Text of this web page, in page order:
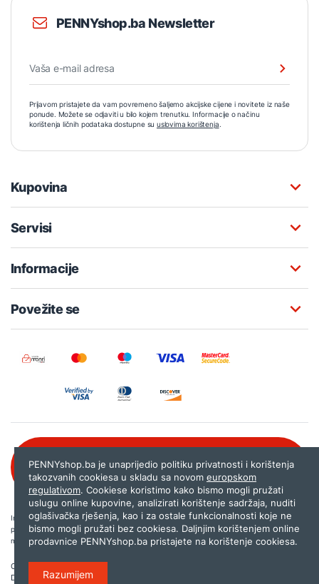
PENNYshop.ba Newsletter
Prijavom pristajete da vam povremeno šaljemo akcijske cijene i novitete iz naše
ponude. Možete se odjaviti u bilo kojem trenutku. Informacije o načinu
korištenja ličnih podataka dostupne su uslovima korištenja.
Kupovina
Servisi
Informacije
Povežite se
080 020 261
Internet trgovina PENNYshop.ba nastoji objavljivati samo provjerene i pravilne
podatke. Ako na našoj stranici otkrijete neistinite, odnosno neadekvatne informacije,
molimo vas da nam to javite nashop@pennyplus.com .
Copyright © 2026.
Dizajn i programiranje:
PENNYshop.ba je unaprijedio politiku privatnosti i korištenja
takozvanih cookiesa u skladu sa novom europskom
regulativom. Cookiese koristimo kako bismo mogli pružati
uslugu online kupovine, analizirati korištenje sadržaja, nuditi
oglašivačka rješenja, kao i za ostale funkcionalnosti koje ne
bismo mogli pružati bez cookiesa. Daljnjim korištenjem online
prodavnice PENNYshop.ba pristajete na korištenje cookiesa.
Razumijem